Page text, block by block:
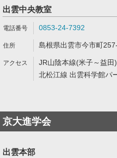
出雲中央教室
0853-24-7392
島根県出雲市今市町
JR山陰本線(米子～益
北松江線 出雲科学館パ
京大進学会
出雲本部